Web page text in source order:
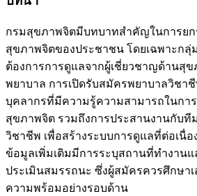
กรมสุขภาพจิตมีบทบาทสำคัญในการย
สุขภาพจิตของประชาชน โดยเฉพาะกลุ่
ต้องการการดูแลจากผู้เชี่ยวชาญด้านสุ
พยาบาล การเปิดรับสมัครพยาบาลวิชา
บุคลากรที่มีความรู้ความสามารถในกา
สุขภาพจิต รวมถึงการประสานงานกับ
วิชาชีพ เพื่อสร้างระบบการดูแลที่ต่อเนื่
ข้อมูลเพิ่มเติมมีการระบุสถานที่ทำงาน
ประเมินสมรรถนะ ซึ่งผู้สมัครควรศึกษาเ
ความพร้อมอย่างรอบด้าน